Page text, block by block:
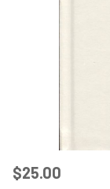
$25.00